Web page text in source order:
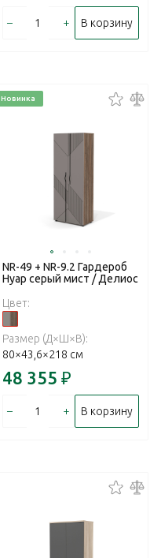
– + В корзину
Новинка
NR-49 + NR-9.2 Гардероб
Нуар серый мист / Делиос
Цвет:
Размер (Д×Ш×В):
80×43,6×218 см
48 355 ₽
– + В корзину